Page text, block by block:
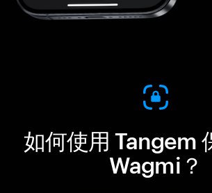
如何使用 Tangem
Wagmi？